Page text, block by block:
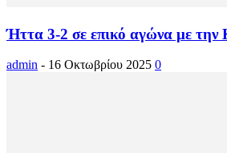
Ήττα 3-2 σε επικό αγώνα με την
admin - 16 Οκτωβρίου 2025 0